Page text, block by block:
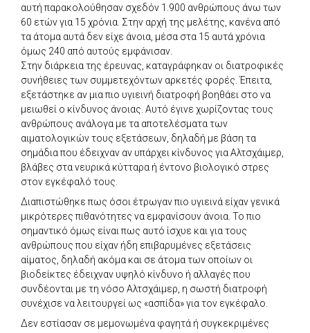
αυτή παρακολούθησαν σχεδόν 1.900 ανθρώπους άνω των
60 ετών για 15 χρόνια. Στην αρχή της μελέτης, κανένα από
τα άτομα αυτά δεν είχε άνοια, μέσα στα 15 αυτά χρόνια
όμως 240 από αυτούς εμφάνισαν.
Στην διάρκεια της έρευνας, καταγράφηκαν οι διατροφικές
συνήθειες των συμμετεχόντων αρκετές φορές. Έπειτα,
εξετάστηκε αν μια πιο υγιεινή διατροφή βοηθάει στο να
μειωθεί ο κίνδυνος άνοιας. Αυτό έγινε χωρίζοντας τους
ανθρώπους ανάλογα με τα αποτελέσματα των
αιματολογικών τους εξετάσεων, δηλαδή με βάση τα
σημάδια που έδειχναν αν υπάρχει κίνδυνος για Αλτσχάιμερ,
βλάβες στα νευρικά κύτταρα ή έντονο βιολογικό στρες
στον εγκέφαλό τους.
Διαπιστώθηκε πως όσοι έτρωγαν πιο υγιεινά είχαν γενικά
μικρότερες πιθανότητες να εμφανίσουν άνοια. Το πιο
σημαντικό όμως είναι πως αυτό ίσχυε και για τους
ανθρώπους που είχαν ήδη επιβαρυμένες εξετάσεις
αίματος, δηλαδή ακόμα και σε άτομα των οποίων οι
βιοδείκτες έδειχναν υψηλό κίνδυνο ή αλλαγές που
συνδέονται με τη νόσο Αλτσχάιμερ, η σωστή διατροφή
συνέχισε να λειτουργεί ως «ασπίδα» για τον εγκέφαλο.
Δεν εστίασαν σε μεμονωμένα φαγητά ή συγκεκριμένες